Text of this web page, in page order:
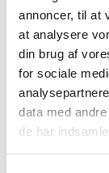
annoncer, til at
at analysere
din brug af
for sociale
data med
de har
Program:
7.30–
7.40–
7.45– Hør